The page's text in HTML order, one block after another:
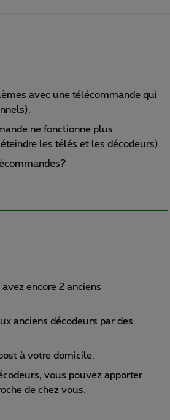
avec une télécommande qui
ne fonctionne plus
les télés et les décodeurs).
encore 2 anciens
anciens décodeurs par des
à votre domicile.
vous pouvez apporter
de chez vous.